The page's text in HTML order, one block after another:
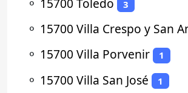
3
⚬ 15700 Villa Crespo y San
⚬ 15700 Villa Porvenir 1
⚬ 15700 Villa San José 1